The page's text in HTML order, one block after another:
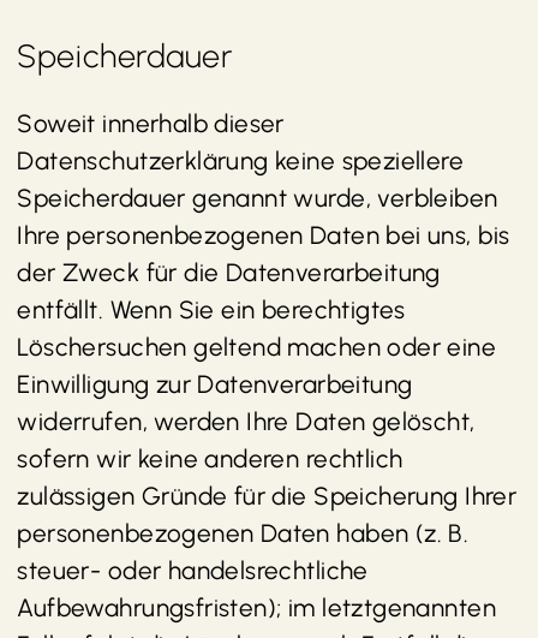
Speicherdauer
Soweit innerhalb dieser
Datenschutzerklärung keine speziellere
Speicherdauer genannt wurde, verbleiben
Ihre personenbezogenen Daten bei uns, bis
der Zweck für die Datenverarbeitung
entfällt. Wenn Sie ein berechtigtes
Löschersuchen geltend machen oder eine
Einwilligung zur Datenverarbeitung
widerrufen, werden Ihre Daten gelöscht,
sofern wir keine anderen rechtlich
zulässigen Gründe für die Speicherung Ihrer
personenbezogenen Daten haben (z. B.
steuer- oder handelsrechtliche
Aufbewahrungsfristen); im letztgenannten